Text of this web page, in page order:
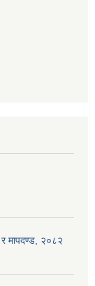
र मापदण्ड, २०८२